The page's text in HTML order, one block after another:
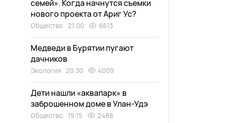
семей». Когда начнутся съемки
нового проекта от Ариг Ус?
Общество 21:00 6613
Медведи в Бурятии пугают
дачников
Экология 20:30 4009
Дети нашли «аквапарк» в
заброшенном доме в Улан-Удэ
Общество 19:15 2488